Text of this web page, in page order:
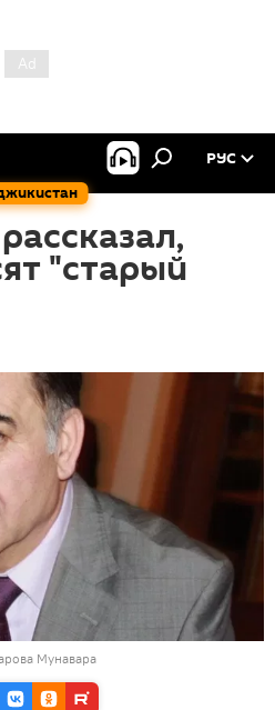
РУС
"старый
Мунавара